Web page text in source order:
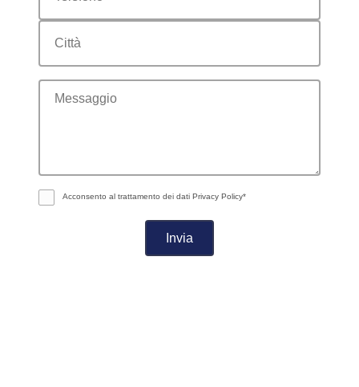
messaggio
Acconsento al trattamento dei dati Privacy Policy*